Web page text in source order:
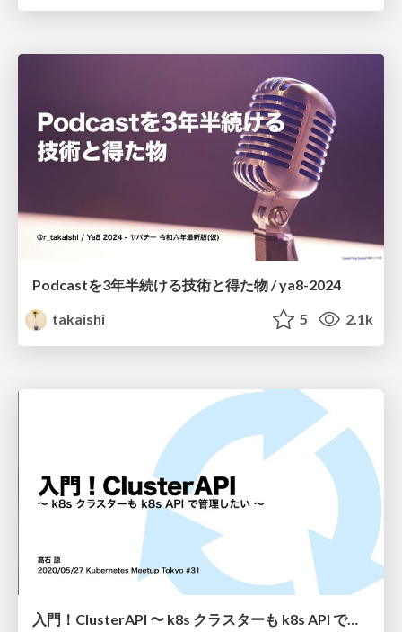
Podcastを3年半続ける技術と得た物 / ya8-2024
takaishi
5 2.1k
入門！ClusterAPI 〜 k8s クラスターも k8s API で管理したい 〜 / k8s_meetup_31